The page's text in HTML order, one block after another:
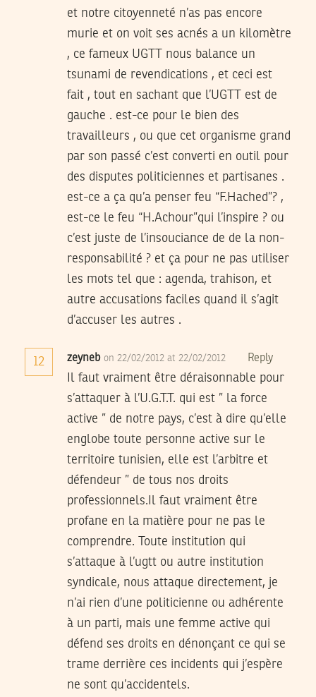
et notre citoyenneté n’as pas encore
murie et on voit ses acnés a un kilomètre
, ce fameux UGTT nous balance un
tsunami de revendications , et ceci est
fait , tout en sachant que l’UGTT est de
gauche . est-ce pour le bien des
travailleurs , ou que cet organisme grand
par son passé c’est converti en outil pour
des disputes politiciennes et partisanes .
est-ce a ça qu’a penser feu “F.Hached”? ,
est-ce le feu “H.Achour”qui l’inspire ? ou
c’est juste de l’insouciance de de la non-
responsabilité ? et ça pour ne pas utiliser
les mots tel que : agenda, trahison, et
autre accusations faciles quand il s’agit
d’accuser les autres .
12 zeyneb on 22/02/2012 at 22/02/2012 Reply
Il faut vraiment être déraisonnable pour
s’attaquer à l’U.G.T.T. qui est ” la force
active ” de notre pays, c’est à dire qu’elle
englobe toute personne active sur le
territoire tunisien, elle est l’arbitre et
défendeur ” de tous nos droits
professionnels.Il faut vraiment être
profane en la matière pour ne pas le
comprendre. Toute institution qui
s’attaque à l’ugtt ou autre institution
syndicale, nous attaque directement, je
n’ai rien d’une politicienne ou adhérente
à un parti, mais une femme active qui
défend ses droits en dénonçant ce qui se
trame derrière ces incidents qui j’espère
ne sont qu’accidentels.